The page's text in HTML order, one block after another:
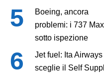
Boeing, ancora
problemi: i 737 Max
sotto ispezione
Jet fuel: Ita Airways
sceglie il Self